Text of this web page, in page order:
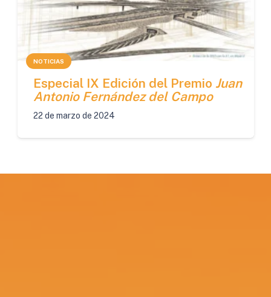
NOTICIAS
Especial IX Edición del PremioJuan
Antonio Fernández del Campo
22 de marzo de 2024